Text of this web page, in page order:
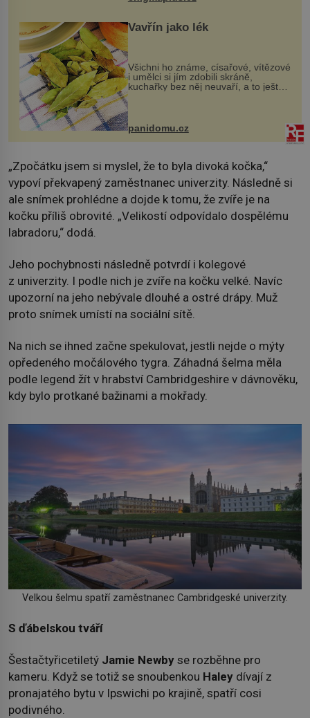
Vavřín jako lék
Všichni ho známe, císařové, vítězové
i umělci si jím zdobili skráně,
kuchařky bez něj neuvaří, a to ještě
nevíte, že bobkový list může výrazně
zmírnit některé naše neduhy.
Obsahuje v malém množství ně...
panidomu.cz
„Zpočátku jsem si myslel, že to byla divoká kočka,“
vypoví překvapený zaměstnanec univerzity. Následně si
ale snímek prohlédne a dojde k tomu, že zvíře je na
kočku příliš obrovité. „Velikostí odpovídalo dospělému
labradoru,“ dodá.
Jeho pochybnosti následně potvrdí i kolegové
z univerzity. I podle nich je zvíře na kočku velké. Navíc
upozorní na jeho nebývale dlouhé a ostré drápy. Muž
proto snímek umístí na sociální sítě.
Na nich se ihned začne spekulovat, jestli nejde o mýty
opředeného močálového tygra. Záhadná šelma měla
podle legend žít v hrabství Cambridgeshire v dávnověku,
kdy bylo protkané bažinami a mokřady.
Velkou šelmu spatří zaměstnanec Cambridgeské univerzity.
S ďábelskou tváří
Šestačtyřicetiletý Jamie Newby se rozběhne pro
kameru. Když se totiž se snoubenkou Haley dívají z
pronajatého bytu v Ipswichi po krajině, spatří cosi
podivného.